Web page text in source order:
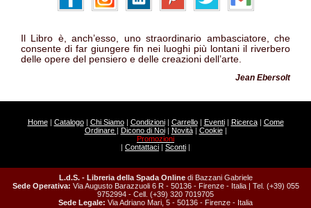
Il Libro è, anch’esso, uno straordinario ambasciatore, che
consente di far giungere fin nei luoghi più lontani il riverbero
delle opere del pensiero e delle creazioni dell’arte.
Jean Ebersolt
Home| Catalogo| Chi Siamo| Condizioni| Carrello| Eventi| Ricerca| Come
Ordinare | Dicono di Noi| Novità| Cookie|
Promozioni
| Contattaci | Sconti |
L.d.S. - Libreria della Spada Online di Bazzani Gabriele
Sede Operativa: Via Augusto Barazzuoli 6 R - 50136 - Firenze - Italia | Tel. (+39) 055
9752994 - Cell. (+39) 320 7019705
Sede Legale: Via Adriano Mari, 5 - 50136 - Firenze - Italia